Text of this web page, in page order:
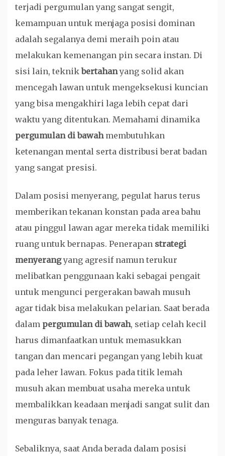
terjadi pergumulan yang sangat sengit,
kemampuan untuk menjaga posisi dominan
adalah segalanya demi meraih poin atau
melakukan kemenangan pin secara instan. Di
sisi lain, teknikbertahanyang solid akan
mencegah lawan untuk mengeksekusi kuncian
yang bisa mengakhiri laga lebih cepat dari
waktu yang ditentukan. Memahami dinamika
pergumulan di bawahmembutuhkan
ketenangan mental serta distribusi berat badan
yang sangat presisi.
Dalam posisi menyerang, pegulat harus terus
memberikan tekanan konstan pada area bahu
atau pinggul lawan agar mereka tidak memiliki
ruang untuk bernapas. Penerapan strategi
menyerangyang agresif namun terukur
melibatkan penggunaan kaki sebagai pengait
untuk mengunci pergerakan bawah musuh
agar tidak bisa melakukan pelarian. Saat berada
dalam pergumulan di bawah, setiap celah kecil
harus dimanfaatkan untuk memasukkan
tangan dan mencari pegangan yang lebih kuat
pada leher lawan. Fokus pada titik lemah
musuh akan membuat usaha mereka untuk
membalikkan keadaan menjadi sangat sulit dan
menguras banyak tenaga.
Sebaliknya, saat Anda berada dalam posisi